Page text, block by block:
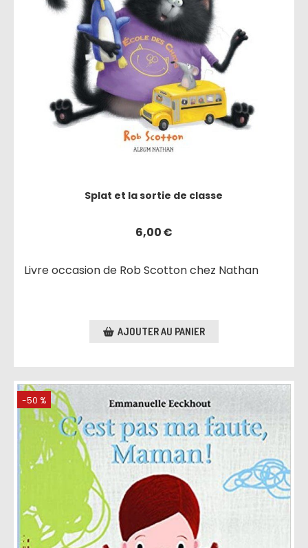
Splat et la sortie de classe
6,00€
Livre occasion de Rob Scotton chez Nathan
AJOUTER AU PANIER
-50 %